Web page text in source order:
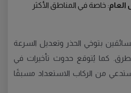
العام: خاصة في المناطق الأكثر
بتوخي الحذر وتعديل السرعة
كما يُتوقع حدوث تأخيرات في
من الركاب الاستعداد مسبقًا